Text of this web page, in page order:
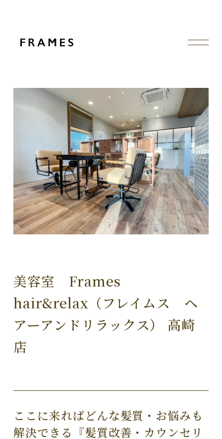
美容室 Frames
hair&relax（フレイムス ヘ
アーアンドリラックス） 高崎
店
ここに来ればどんな髪質・お悩みも
解決できる『髪質改善・カウンセリ